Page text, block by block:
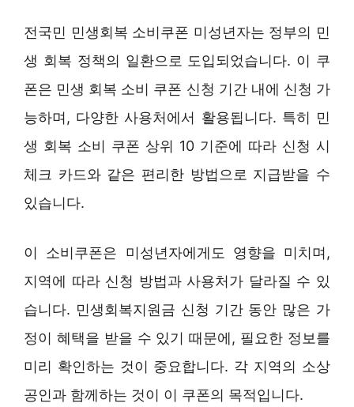
전국민 민생회복 소비쿠폰 미성년자는 정부의 민
생 회복 정책의 일환으로 도입되었습니다. 이 쿠
폰은 민생 회복 소비 쿠폰 신청 기간 내에 신청 가
능하며, 다양한 사용처에서 활용됩니다. 특히 민
생 회복 소비 쿠폰 상위 10 기준에 따라 신청 시
체크 카드와 같은 편리한 방법으로 지급받을 수
있습니다.
이 소비쿠폰은 미성년자에게도 영향을 미치며,
지역에 따라 신청 방법과 사용처가 달라질 수 있
습니다. 민생회복지원금 신청 기간 동안 많은 가
정이 혜택을 받을 수 있기 때문에, 필요한 정보를
미리 확인하는 것이 중요합니다. 각 지역의 소상
공인과 함께하는 것이 이 쿠폰의 목적입니다.